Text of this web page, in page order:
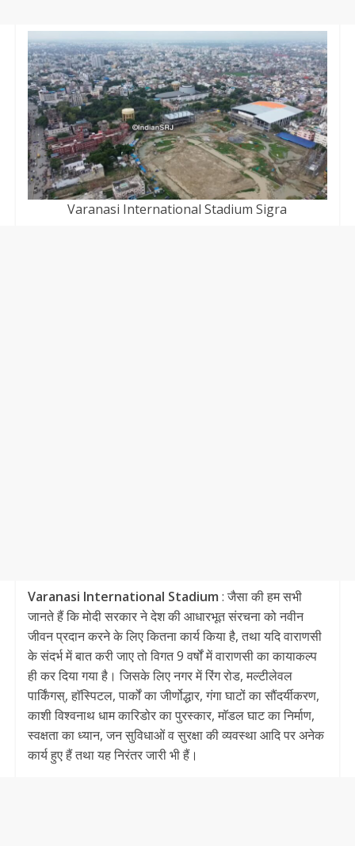
Varanasi International Stadium Sigra
Varanasi International Stadium : जैसा की हम सभी
जानते हैं कि मोदी सरकार ने देश की आधारभूत संरचना को नवीन
जीवन प्रदान करने के लिए कितना कार्य किया है, तथा यदि वाराणसी
के संदर्भ में बात करी जाए तो विगत 9 वर्षों में वाराणसी का कायाकल्प
ही कर दिया गया है। जिसके लिए नगर में रिंग रोड, मल्टीलेवल
पार्किंगस्, हाॅस्पिटल, पार्कों का जीर्णोद्धार, गंगा घाटों का सौंदर्यीकरण,
काशी विश्वनाथ धाम कारिडोर का पुरस्कार, माॅडल घाट का निर्माण,
स्वक्षता का ध्यान, जन सुविधाओं व सुरक्षा की व्यवस्था आदि पर अनेक
कार्य हुए हैं तथा यह निरंतर जारी भी हैं।